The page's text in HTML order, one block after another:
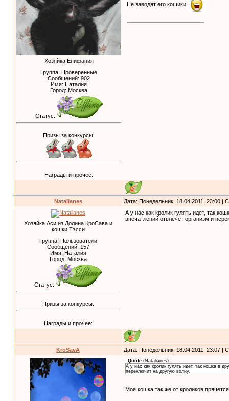
Хозяйка Епифания
Группа: Проверенные
Сообщений: 902
Имя: Наталия
Город: Москва
Статус:
Призы за конкурсы:
Награды и прочее:
Не заводят его кошики
Natalianes Дата: Понедельник, 18.04.2011, 23:00 |
Хозяйка Аси из Долина КроСава и
кошки Тэсси
Группа: Пользователи
Сообщений: 157
Имя: Наталия
Город: Москва
Статус:
Призы за конкурсы:
Награды и прочее:
А у нас как кролик гулять идет, так
впечатлений отвлечет организм и
KroSavA Дата: Понедельник, 18.04.2011, 23:07 |
Quote (Natalianes)
А у нас как кролик гулять идет, так кошка в
переключит на другую волну.
Моя кошка так же от кроликов